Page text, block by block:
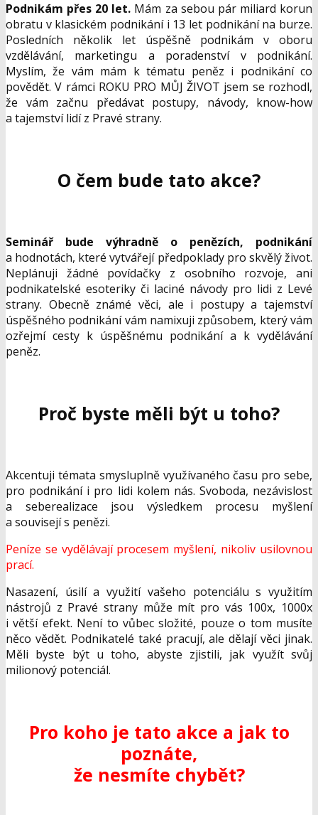
Podnikám přes 20 let. Mám za sebou pár miliard korun
obratu v klasickém podnikání i 13 let podnikání na burze.
Posledních několik let úspěšně podnikám v oboru
vzdělávání, marketingu a poradenství v podnikání.
Myslím, že vám mám k tématu peněz i podnikání co
povědět. V rámci ROKU PRO MŮJ ŽIVOT jsem se rozhodl,
že vám začnu předávat postupy, návody, know-how
a tajemství lidí z Pravé strany.
O čem bude tato akce?
Seminář bude výhradně o penězích, podnikání
a hodnotách, které vytvářejí předpoklady pro skvělý život.
Neplánuji žádné povídačky z osobního rozvoje, ani
podnikatelské esoteriky či laciné návody pro lidi z Levé
strany. Obecně známé věci, ale i postupy a tajemství
úspěšného podnikání vám namixuji způsobem, který vám
ozřejmí cesty k úspěšnému podnikání a k vydělávání
peněz.
Proč byste měli být u toho?
Akcentuji témata smysluplně využívaného času pro sebe,
pro podnikání i pro lidi kolem nás. Svoboda, nezávislost
a seberealizace jsou výsledkem procesu myšlení
a souvisejí s penězi.
Peníze se vydělávají procesem myšlení, nikoliv usilovnou
prací.
Nasazení, úsilí a využití vašeho potenciálu s využitím
nástrojů z Pravé strany může mít pro vás 100x, 1000x
i větší efekt. Není to vůbec složité, pouze o tom musíte
něco vědět. Podnikatelé také pracují, ale dělají věci jinak.
Měli byste být u toho, abyste zjistili, jak využít svůj
milionový potenciál.
Pro koho je tato akce a jak to
poznáte,
že nesmíte chybět?